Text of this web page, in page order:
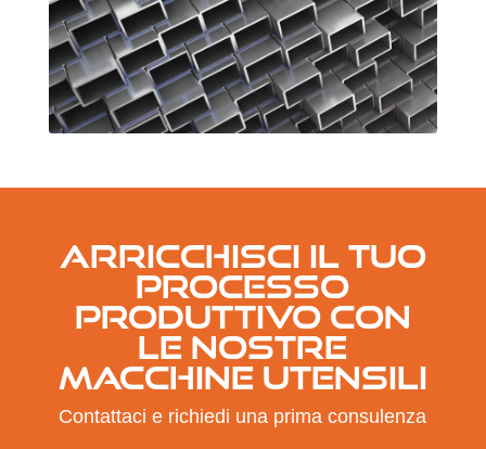
ARRICCHISCI IL TUO
PROCESSO
PRODUTTIVO CON
LE NOSTRE
MACCHINE UTENSILI
Contattaci e richiedi una prima consulenza